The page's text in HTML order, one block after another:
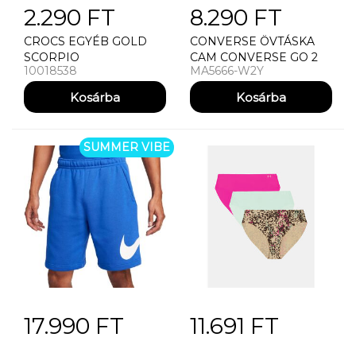
2.290 FT
CROCS EGYÉB GOLD
SCORPIO
10018538
8.290 FT
CONVERSE ÖVTÁSKA
CAM CONVERSE GO 2
SLING (HADDAD)
MA5666-W2Y
SUMMER VIBE
17.990 FT 11.691 FT